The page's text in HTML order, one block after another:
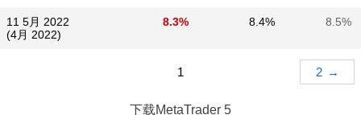
11 5月 2022
(4月 2022)
8.3% 8.4% 8.5%
1 2 →
下载MetaTrader 5